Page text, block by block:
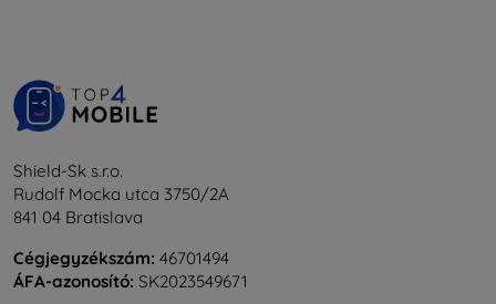
Shield-Sk s.r.o.
Rudolf Mocka utca 3750/2A
841 04 Bratislava
Cégjegyzékszám: 46701494
ÁFA-azonosító: SK2023549671